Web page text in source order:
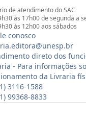
de atendimento do SAC
às 17h00 de segunda a
às 12h00 aos sábados
conosco
direto dos
- Para informações
da Livraria
3116-1588
99368-8833